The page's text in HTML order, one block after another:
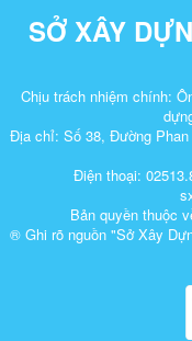
SỞ XÂY
Chịu trách nhiệm chính:
Địa chỉ: Số 38, Đường Phan
Điện thoại:
Bản quyền thuộc
® Ghi rõ nguồn "Sở Xây